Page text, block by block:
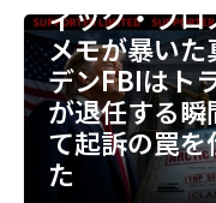
後初のメディア出
ィック・フ
メモが暴い
デンFBIはト
が退任する
て起訴の罠
た
中東 2 ヶ月前